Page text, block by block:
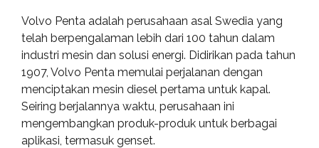
Volvo Penta adalah perusahaan asal Swedia yang
telah berpengalaman lebih dari 100 tahun dalam
industri mesin dan solusi energi. Didirikan pada tahun
1907, Volvo Penta memulai perjalanan dengan
menciptakan mesin diesel pertama untuk kapal.
Seiring berjalannya waktu, perusahaan ini
mengembangkan produk-produk untuk berbagai
aplikasi, termasuk genset.